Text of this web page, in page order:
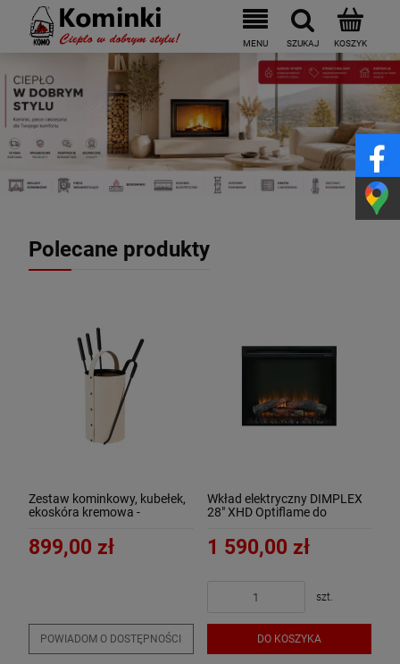
Polecane produkty
Zestaw kominkowy, kubełek,
ekoskóra kremowa -
899,00 zł
POWIADOM O DOSTĘPNOŚCI
Wkład elektryczny DIMPLEX
28" XHD Optiflame do
1 590,00 zł
szt.
DO KOSZYKA